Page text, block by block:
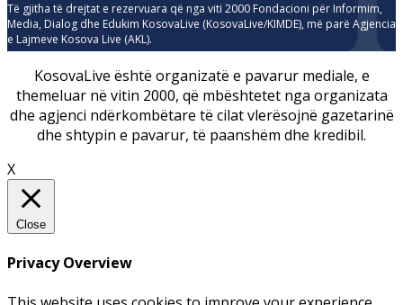
Të gjitha të drejtat e rezervuara që nga viti 2000 Fondacioni për Informim,
Media, Dialog dhe Edukim KosovaLive (KosovaLive/KIMDE), më parë Agjencia
e Lajmeve Kosova Live (AKL).
KosovaLive është organizatë e pavarur mediale, e
themeluar në vitin 2000, që mbështetet nga organizata
dhe agjenci ndërkombëtare të cilat vlerësojnë gazetarinë
dhe shtypin e pavarur, të paanshëm dhe kredibil.
X
Close
Privacy Overview